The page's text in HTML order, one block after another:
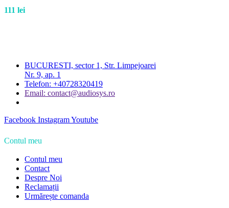
111 lei
BUCURESTI, sector 1, Str. Limpejoarei
Nr. 9, ap. 1
Telefon: +40728320419
Email: contact@audiosys.ro
Facebook InstagramYoutube
Contul meu
Contul meu
Contact
Despre Noi
Reclamații
Urmărește comanda